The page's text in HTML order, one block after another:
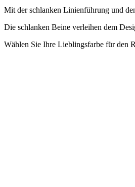
Mit der schlanken Linienführung und
Die schlanken Beine verleihen dem
Wählen Sie Ihre Lieblingsfarbe für den